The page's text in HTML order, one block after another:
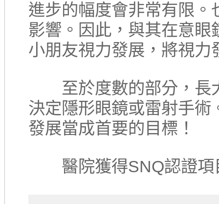
進步的幅度會非常有限
影響。因此，與其在意
小朋友視力發展，將視
至於度數的部分，長
決定隱形眼鏡或雷射手
發展當成首要的目標！
醫院獲得SNQ認證項